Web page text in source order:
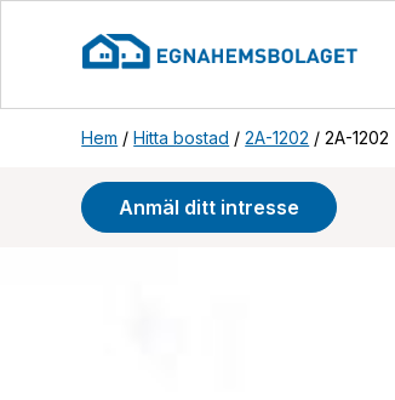
Hem /Hitta bostad /2A-1202 /2A-1202
Anmäl ditt intresse